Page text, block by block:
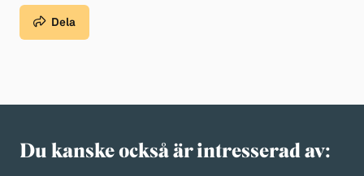
Dela
Du kanske också är intresserad av: